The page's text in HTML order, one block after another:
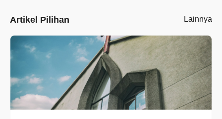
Artikel Pilihan Lainnya